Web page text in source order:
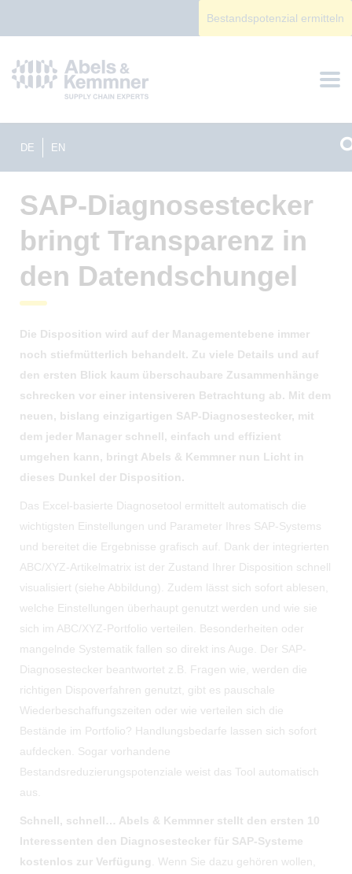
DE EN
Bestandspotenzial ermitteln
SAP-Diagnosestecker
bringt Transparenz in
den Datendschungel
Die Disposition wird auf der Managementebene immer
noch stiefmütterlich behandelt. Zu viele Details und auf
den ersten Blick kaum überschaubare Zusammenhänge
schrecken vor einer intensiveren Betrachtung ab. Mit dem
neuen, bislang einzigartigen SAP-Diagnosestecker, mit
dem jeder Manager schnell, einfach und effizient
umgehen kann, bringt Abels & Kemmner nun Licht in
dieses Dunkel der Disposition.
Das Excel-basierte Diagnosetool ermittelt automatisch die
wichtigsten Einstellungen und Parameter Ihres SAP-Systems
und bereitet die Ergebnisse grafisch auf. Dank der integrierten
ABC/XYZ-Artikelmatrix ist der Zustand Ihrer Disposition schnell
visualisiert (siehe Abbildung). Zudem lässt sich sofort ablesen,
welche Einstellungen überhaupt genutzt werden und wie sie
sich im ABC/XYZ-Portfolio verteilen. Besonderheiten oder
mangelnde Systematik fallen so direkt ins Auge. Der SAP-
Diagnosestecker beantwortet z.B. Fragen wie, werden die
richtigen Dispoverfahren genutzt, gibt es pauschale
Wiederbeschaffungszeiten oder wie verteilen sich die
Bestände im Portfolio? Handlungsbedarfe lassen sich sofort
aufdecken. Sogar vorhandene
Bestandsreduzierungspotenziale weist das Tool automatisch
aus.
Schnell, schnell… Abels & Kemmner stellt den ersten 10
Interessenten den Diagnosestecker für SAP-Systeme
kostenlos zur Verfügung
. Wenn Sie dazu gehören wollen,